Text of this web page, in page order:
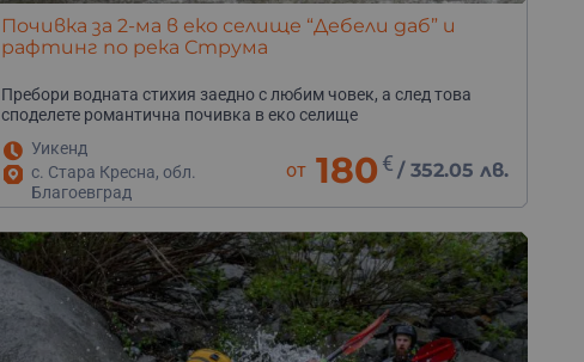
Почивка за 2-ма в еко селище “Дебели даб” и
рафтинг по река Струма
Пребори водната стихия заедно с любим човек, а след това
споделете романтична почивка в еко селище
Уикенд
с. Стара Кресна, обл.
Благоевград
от 180 € / 352.05 лв.